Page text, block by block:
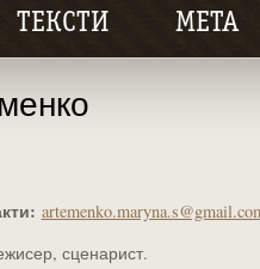
ТЕКСТИ МЕТА
сценарист.